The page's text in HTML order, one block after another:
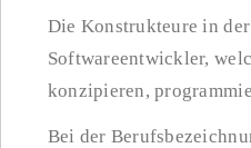
Die Konstrukteure in
Softwareentwickler,
konzipieren,
Bei der